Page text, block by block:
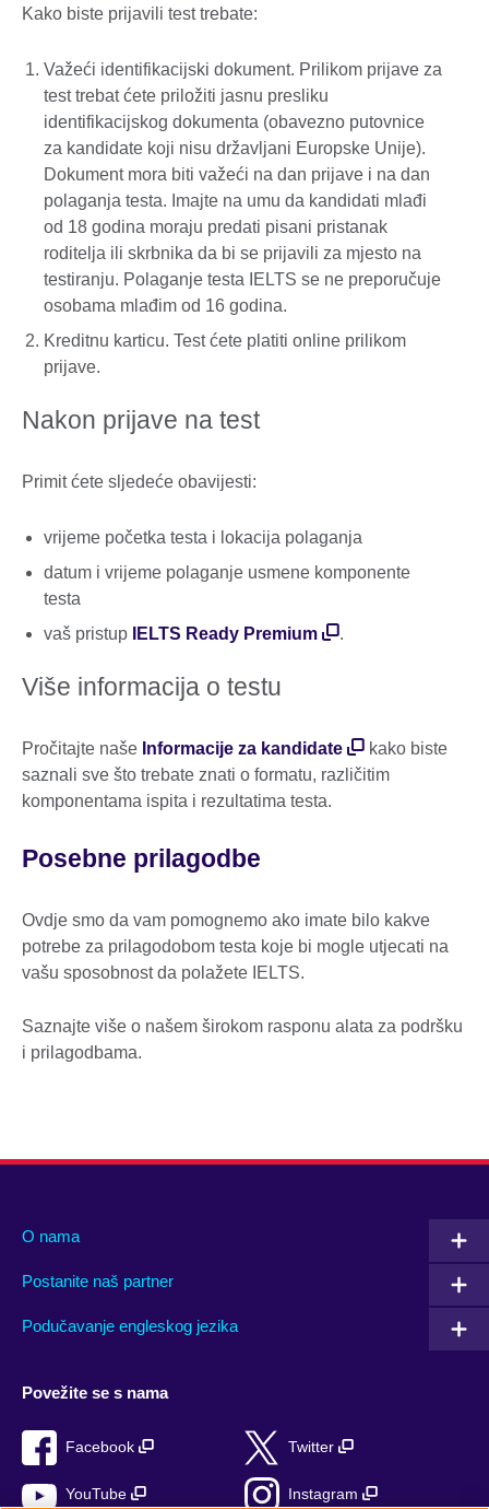
Kako biste prijavili test trebate:
Važeći identifikacijski dokument. Prilikom prijave za
test trebat ćete priložiti jasnu presliku
identifikacijskog dokumenta (obavezno putovnice
za kandidate koji nisu državljani Europske Unije).
Dokument mora biti važeći na dan prijave i na dan
polaganja testa. Imajte na umu da kandidati mlađi
od 18 godina moraju predati pisani pristanak
roditelja ili skrbnika da bi se prijavili za mjesto na
testiranju. Polaganje testa IELTS se ne preporučuje
osobama mlađim od 16 godina.
Kreditnu karticu. Test ćete platiti online prilikom
prijave.
Nakon prijave na test
Primit ćete sljedeće obavijesti:
vrijeme početka testa i lokacija polaganja
datum i vrijeme polaganje usmene komponente
testa
vaš pristup
IELTS Ready Premium .
Više informacija o testu
Pročitajte naše Informacije za kandidate
kako biste
saznali sve što trebate znati o formatu, različitim
komponentama ispita i rezultatima testa.
Posebne prilagodbe
Ovdje smo da vam pomognemo ako imate bilo kakve
potrebe za prilagodobom testa koje bi mogle utjecati na
vašu sposobnost da polažete IELTS.
Saznajte više o našem širokom rasponu alata za podršku
i prilagodbama.
O nama
Postanite naš partner
Podučavanje engleskog jezika
Povežite se s nama
Facebook Twitter
YouTube Instagram